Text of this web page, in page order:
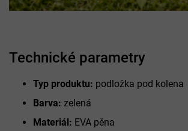
Technické parametry
Typ produktu: podložka pod kolena
Barva: zelená
Materiál: EVA pěna